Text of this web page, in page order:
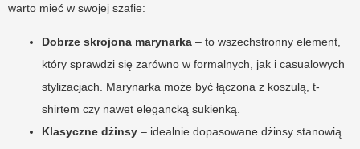
warto mieć w swojej szafie:
Dobrze skrojona marynarka – to wszechstronny element,
który sprawdzi się zarówno w formalnych, jak i casualowych
stylizacjach. Marynarka może być łączona z koszulą, t-
shirtem czy nawet elegancką sukienką.
Klasyczne dżinsy – idealnie dopasowane dżinsy stanowią